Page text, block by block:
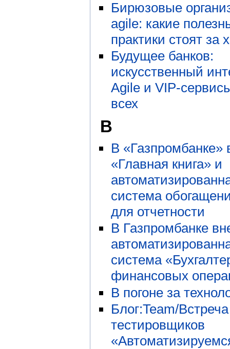
Бирюзовые
agile: какие
практики стоят за
Будущее банков:
искусственный
Agile и VIP-
всех
В
В «Газпромбанке»
«Главная книга» и
система
для отчетности
В Газпромбанке
система
финансовых
В погоне за
Блог:Team/Встреча
тестировщиков